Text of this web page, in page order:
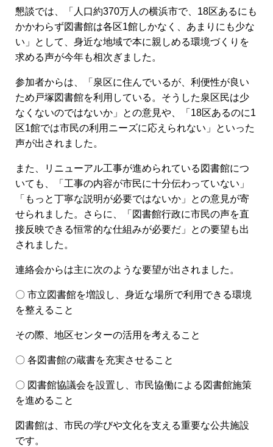
懇談では、「人口約370万人の横浜市で、18区あるにも
かかわらず図書館は各区1館しかなく、あまりにも少な
い」として、身近な地域で本に親しめる環境づくりを
求める声が今年も相次ぎました。
参加者からは、「泉区に住んでいるが、利便性が良い
ため戸塚図書館を利用している。そうした泉区民は少
なくないのではないか」との意見や、「18区あるのに1
区1館では市民の利用ニーズに応えられない」といった
声が出されました。
また、リニューアル工事が進められている図書館につ
いても、「工事の内容が市民に十分伝わっていない」
「もっと丁寧な説明が必要ではないか」との意見が寄
せられました。さらに、「図書館行政に市民の声を直
接反映できる恒常的な仕組みが必要だ」との要望も出
されました。
連絡会からは主に次のような要望が出されました。
〇 市立図書館を増設し、身近な場所で利用できる環境
を整えること
その際、地区センターの活用を考えること
〇 各図書館の蔵書を充実させること
〇 図書館協議会を設置し、市民協働による図書館施策
を進めること
図書館は、市民の学びや文化を支える重要な公共施設
です。